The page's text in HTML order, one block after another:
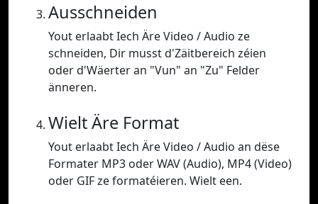
Ausschneiden
Yout erlaabt Iech Äre Video / Audio ze
schneiden, Dir musst d'Zäitbereich zéien
oder d'Wäerter an "Vun" an "Zu" Felder
änneren.
Wielt Äre Format
Yout erlaabt Iech Äre Video / Audio an dëse
Formater MP3 oder WAV (Audio), MP4 (Video)
oder GIF ze formatéieren. Wielt een.